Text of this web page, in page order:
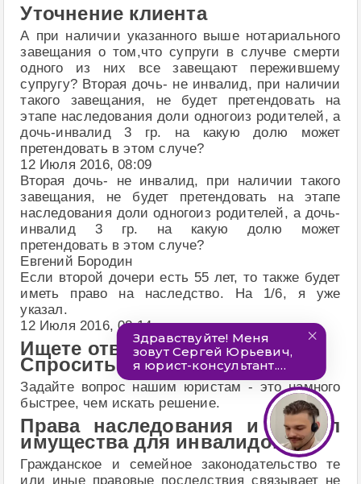
Уточнение клиента
А при наличии указанного выше нотариального
завещания о том,что супруги в случве смерти
одного из них все завещают пережившему
супругу? Вторая дочь- не инвалид, при наличии
такого завещания, не будет претендовать на
этапе наследования доли одногоиз родителей, а
дочь-инвалид 3 гр. на какую долю может
претендовать в этом случе?
12 Июля 2016, 08:09
Вторая дочь- не инвалид, при наличии такого
завещания, не будет претендовать на этапе
наследования доли одногоиз родителей, а дочь-
инвалид 3 гр. на какую долю может
претендовать в этом случе?
Евгений Бородин
Если второй дочери есть 55 лет, то также будет
иметь право на наследство. На 1/6, я уже
указал.
12 Июля 2016, 08:14
Ищете ответ?
Спросить юриста проще!
Задайте вопрос нашим юристам - это намного
быстрее, чем искать решение.
Права наследования и раздел
имущества для инвалидов
Гражданское и семейное законодательство те
или иные правовые последствия связывает не